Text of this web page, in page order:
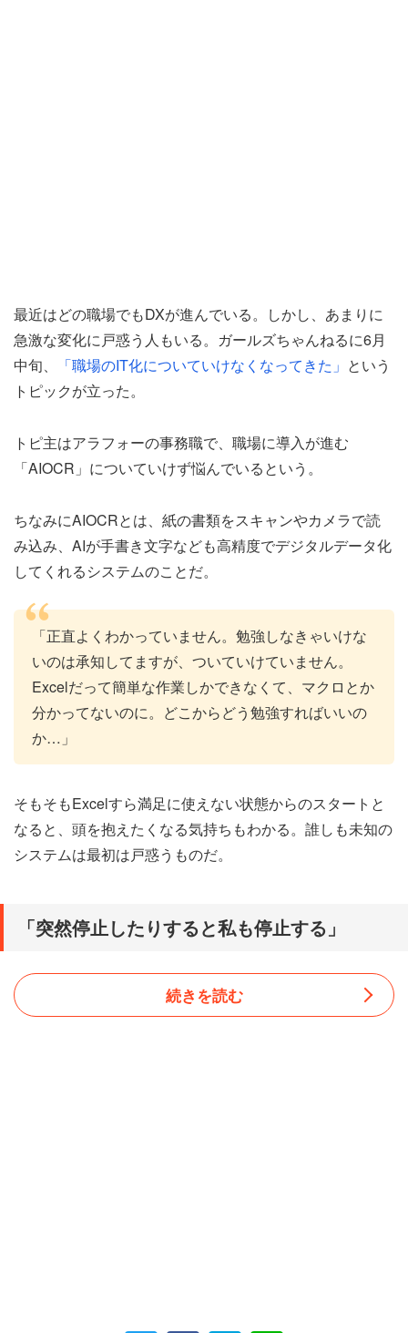
最近はどの職場でもDXが進んでいる。しかし、あまりに
急激な変化に戸惑う人もいる。ガールズちゃんねるに6月
中旬、
「職場のIT化についていけなくなってきた」 という
トピックが立った。
トピ主はアラフォーの事務職で、職場に導入が進む
「AIOCR」についていけず悩んでいるという。
ちなみにAIOCRとは、紙の書類をスキャンやカメラで読
み込み、AIが手書き文字なども高精度でデジタルデータ化
してくれるシステムのことだ。
「正直よくわかっていません。勉強しなきゃいけな
いのは承知してますが、ついていけていません。
Excelだって簡単な作業しかできなくて、マクロとか
分かってないのに。どこからどう勉強すればいいの
か…」
そもそもExcelすら満足に使えない状態からのスタートと
なると、頭を抱えたくなる気持ちもわかる。誰しも未知の
システムは最初は戸惑うものだ。
「突然停止したりすると私も停止する」
続きを読む